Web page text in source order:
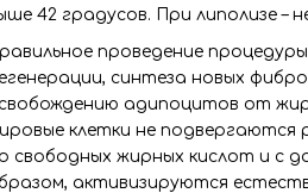
42 градусов. При липолизе –
проведение
синтеза новых
адипоцитов от
клетки не
свободных жирных кислот и с
активизируются